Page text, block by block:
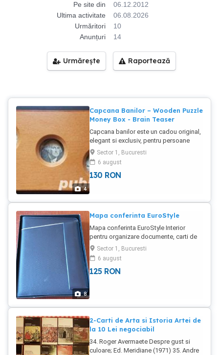
Pe site din
06.12.2012
Ultima activitate
06.08.2026
Urmăritori
10
Anunțuri
14
Urmărește Raportează
4
Capcana Banilor – Wooden Puzzle
Money Box - Brain Teaser
Capcana banilor este un cadou original,
elegant si exclusiv, pentru persoane
interesate de rezolvarea jocurilor de
inteligenta. Este construita manual, din
lemn frumos finisat, cu mici
componente metalice, si are
ii ofera o durata mare de viata, fiind
ideala pentru pastrarea indelungata a
unor bancnote de valoare din colectia
personala. Pentru o mai buna intelegere
a functionalitatii mecanismului va pot
trimite un filmulet de prezentare.
Sector 1, Bucuresti
6 august
130 RON
8
Mapa conferinta EuroStyle
Mapa conferinta EuroStyle Interior
pentru organizare documente, carti de
vizita, carduri bancare, suport notepad.
Notepad A4 inclus. Inchidere cu
fermoar. Tip clipboard: dublu Material:
Nylon Culoare: Bleu Dimensiuni:
Sector 1, Bucuresti
6 august
125 RON
2-Carti de Arta si Istoria Artei de
la 10 Lei negociabil
34. Roger Avermaete Despre gust si
culoare; Ed. Meridiane (1971) 35. Andre